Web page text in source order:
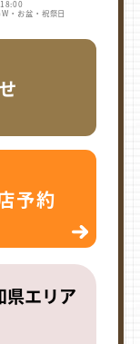
・お盆・祝祭日
予約
県エリア